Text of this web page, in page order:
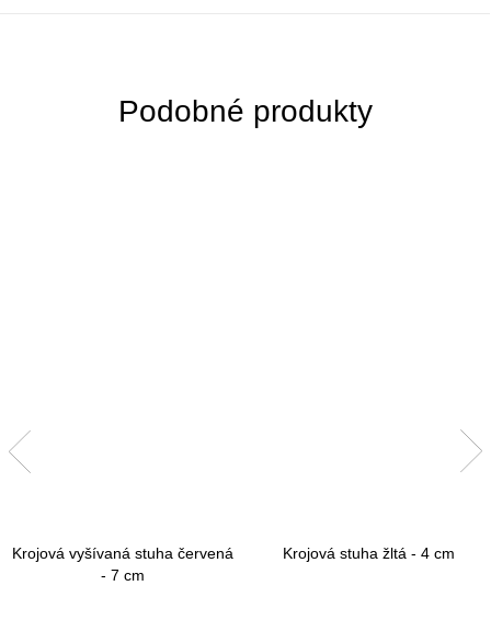
Krojová vyšívaná stuha červená
- 7 cm
Krojová stuha žltá - 4 cm